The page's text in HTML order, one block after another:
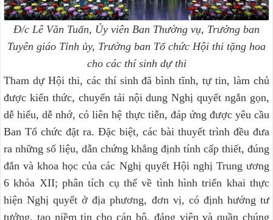
Đ/c Lê Văn Tuấn, Ủy viên Ban Thường vụ, Trưởng ban
Tuyên giáo Tỉnh ủy, Trưởng ban Tổ chức Hội thi tặng hoa
cho các thí sinh dự thi
Tham dự Hội thi, các thí sinh đã bình tĩnh, tự tin, làm chủ
được kiến thức, chuyển tải nội dung Nghị quyết ngắn gọn,
dễ hiểu, dễ nhớ, có liên hệ thực tiễn, đáp ứng được yêu cầu
Ban Tổ chức đặt ra. Đặc biệt, các bài thuyết trình đều đưa
ra những số liệu, dẫn chứng khẳng định tính cấp thiết, đúng
đắn và khoa học của các Nghị quyết Hội nghị Trung ương
6 khóa XII; phân tích cụ thể về tình hình triển khai thực
hiện Nghị quyết ở địa phương, đơn vị, có định hướng tư
tưởng, tạo niềm tin cho cán bộ, đảng viên và quần chúng